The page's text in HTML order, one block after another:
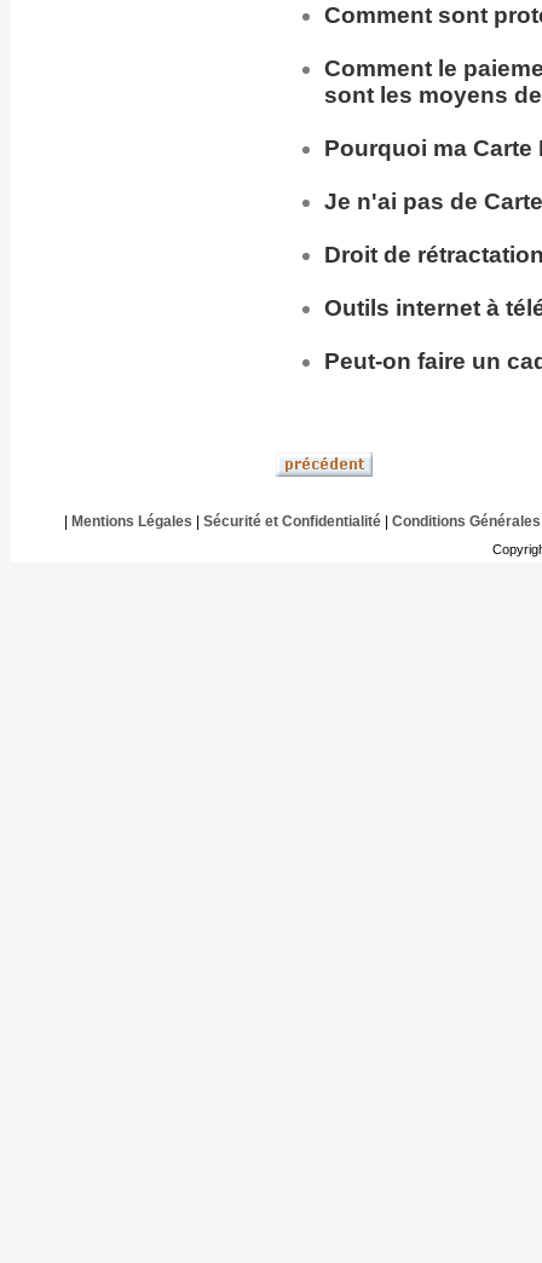
Comment sont
Comment le
sont les moyens
Pourquoi ma Carte
Je n'ai pas de
Droit de
Outils internet à
Peut-on faire un
Mentions Légales Sécurité et Confidentialité| Conditions Générales